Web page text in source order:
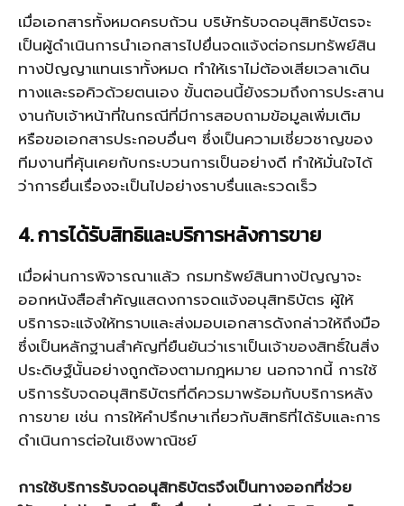
เมื่อเอกสารทั้งหมดครบถ้วน บริษัทรับจดอนุสิทธิบัตรจะ
เป็นผู้ดำเนินการนำเอกสารไปยื่นจดแจ้งต่อกรมทรัพย์สิน
ทางปัญญาแทนเราทั้งหมด ทำให้เราไม่ต้องเสียเวลาเดิน
ทางและรอคิวด้วยตนเอง ขั้นตอนนี้ยังรวมถึงการประสาน
งานกับเจ้าหน้าที่ในกรณีที่มีการสอบถามข้อมูลเพิ่มเติม
หรือขอเอกสารประกอบอื่นๆ ซึ่งเป็นความเชี่ยวชาญของ
ทีมงานที่คุ้นเคยกับกระบวนการเป็นอย่างดี ทำให้มั่นใจได้
ว่าการยื่นเรื่องจะเป็นไปอย่างราบรื่นและรวดเร็ว
4. การได้รับสิทธิและบริการหลังการขาย
เมื่อผ่านการพิจารณาแล้ว กรมทรัพย์สินทางปัญญาจะ
ออกหนังสือสำคัญแสดงการจดแจ้งอนุสิทธิบัตร ผู้ให้
บริการจะแจ้งให้ทราบและส่งมอบเอกสารดังกล่าวให้ถึงมือ
ซึ่งเป็นหลักฐานสำคัญที่ยืนยันว่าเราเป็นเจ้าของสิทธิ์ในสิ่ง
ประดิษฐ์นั้นอย่างถูกต้องตามกฎหมาย นอกจากนี้ การใช้
บริการรับจดอนุสิทธิบัตรที่ดีควรมาพร้อมกับบริการหลัง
การขาย เช่น การให้คำปรึกษาเกี่ยวกับสิทธิที่ได้รับและการ
ดำเนินการต่อในเชิงพาณิชย์
การใช้บริการรับจดอนุสิทธิบัตรจึงเป็นทางออกที่ช่วย